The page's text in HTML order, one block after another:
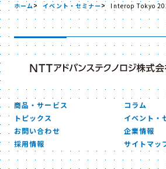
ホーム イベント・セミナー Interop Tokyo
商品・サービス
コラム
トピックス
イベント・
お問い合わせ
企業情報
採用情報
サイトマッ